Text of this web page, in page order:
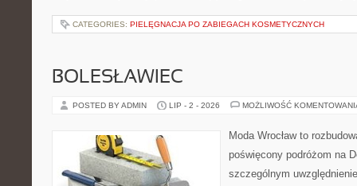
CATEGORIES: PIELĘGNACJA PO ZABIEGACH KOSMETYCZNYCH
BOLESŁAWIEC
POSTED BY ADMIN LIP - 2 - 2026 MOŻLIWOŚĆ
Moda Wrocław to
poświęcony podróżom na
szczególnym